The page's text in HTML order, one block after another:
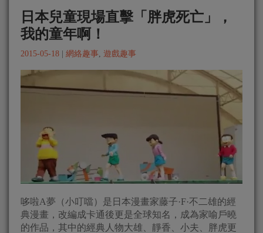
日本兒童現場直擊「胖虎死亡」，
我的童年啊！
2015-05-18 網絡趣事, 遊戲趣事
哆啦A夢（小叮噹）是日本漫畫家藤子·F·不二雄的經
典漫畫，改編成卡通後更是全球知名，成為家喻戶曉
的作品，其中的經典人物大雄、靜香、小夫、胖虎更